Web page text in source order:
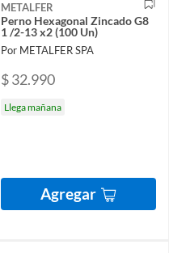
METALFER
Perno Hexagonal Zincado G8
1 /2-13 x2 (100 Un)
Por METALFER SPA
$ 32.990
Llega mañana
Agregar